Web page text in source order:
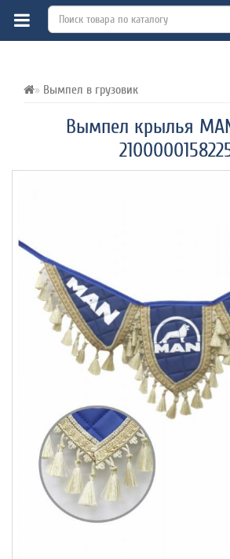
Вымпел в грузовик
Вымпел крылья
ВСЕ О ТОВАРЕ ХАРАКТЕРИСТИКИ